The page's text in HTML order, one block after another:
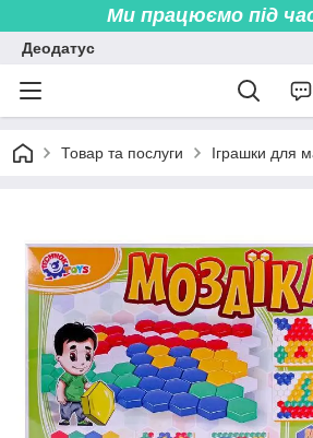
Ми працюємо під
Деодатус
Товар та послуги Іграшки для